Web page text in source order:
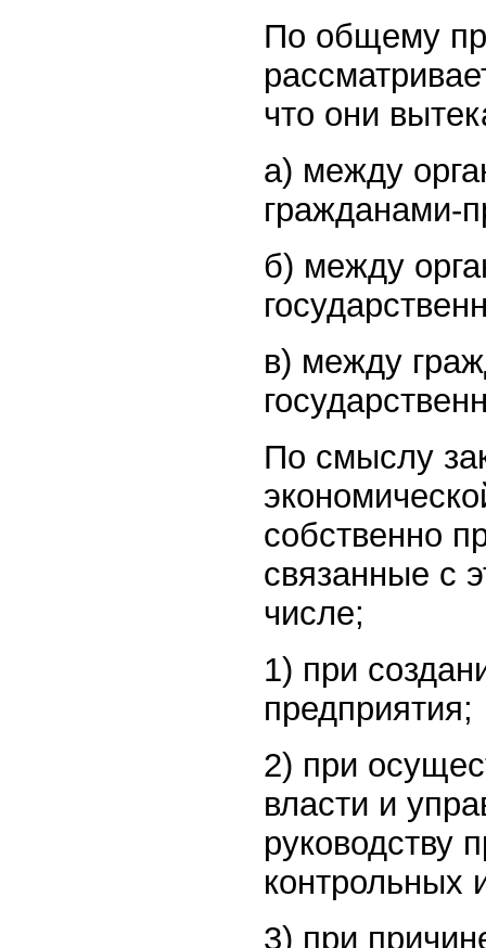
По общему
что они
а) между
гражданами-
б) между
в) между
По смыслу
собственно
связанные с
числе;
1) при
предприятия;
2) при
власти и
руководству
контрольных
3) при